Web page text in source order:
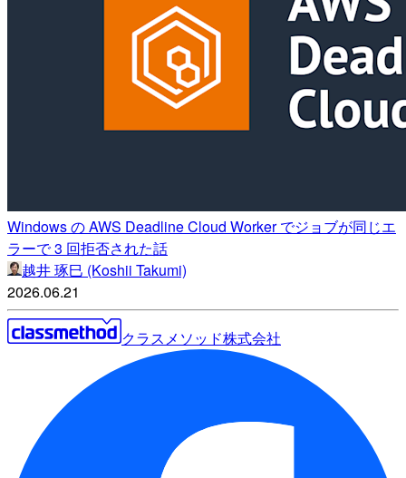
Windows の AWS Deadline Cloud Worker でジョブが同じエ
ラーで 3 回拒否された話
越井 琢巳 (Koshii Takumi)
2026.06.21
クラスメソッド株式会社